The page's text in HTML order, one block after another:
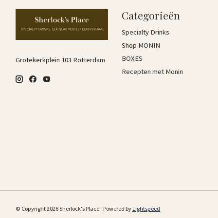
Grotekerkplein 103 Rotterdam
Categorieën
Specialty Drinks
Shop MONIN
BOXES
Recepten met Monin
© Copyright 2026 Sherlock's Place - Powered byLightspeed